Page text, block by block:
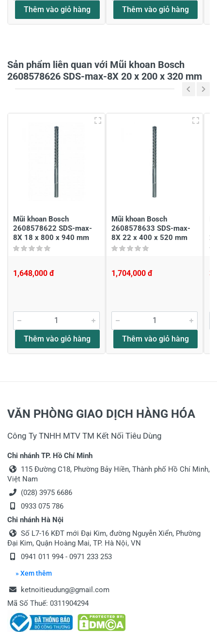
Tiêu đề của nhận xét *
Thêm vào giỏ hàng Thêm vào giỏ hàng
Sản phẩm liên quan với Mũi khoan Bosch
2608578626 SDS-max-8X 20 x 200 x 320 mm
Mũi khoan Bosch
2608578622 SDS-max-
8X 18 x 800 x 940 mm
1,648,000 đ
Thêm vào giỏ hàng
Mũi khoan Bosch
2608578633 SDS-max-
8X 22 x 400 x 520 mm
1,704,000 đ
Thêm vào giỏ hàng
VĂN PHÒNG GIAO DỊCH HÀNG HÓA
Công Ty TNHH MTV TM Kết Nối Tiêu Dùng
Chi nhánh TP. Hồ Chí Minh
115 Đường C18, Phường Bảy Hiền, Thành phố Hồ Chí Minh,
Việt Nam
(028) 3975 6686
0933 075 786
Chi nhánh Hà Nội
Số L7-16 KĐT mới Đại Kim, đường Nguyễn Xiển, Phường
Đại Kim, Quận Hoàng Mai, TP. Hà Nội, VN
0941 011 994 - 0971 233 253
» Xem thêm
ketnoitieudung@gmail.com
Mã Số Thuế: 0311904294